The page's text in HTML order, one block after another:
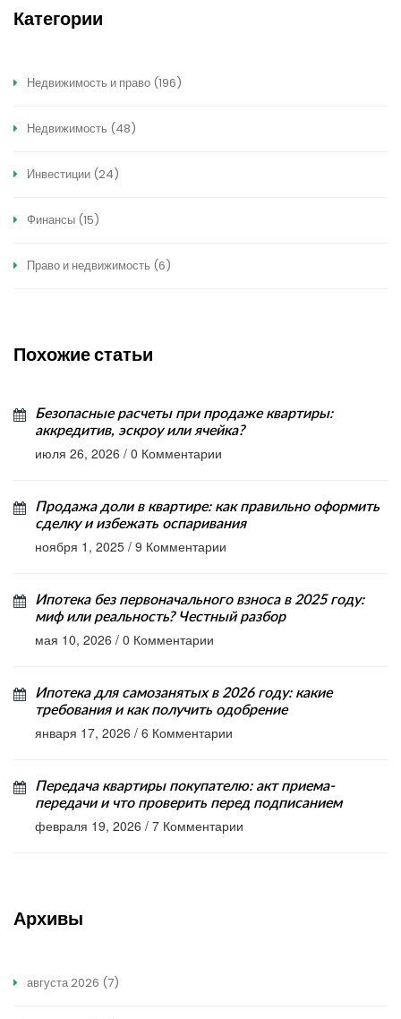
Категории
Недвижимость и право (196)
Недвижимость (48)
Инвестиции (24)
Финансы (15)
Право и недвижимость (6)
Похожие статьи
Безопасные расчеты при продаже квартиры:
аккредитив, эскроу или ячейка?
июля 26, 2026 / 0 Комментарии
Продажа доли в квартире: как правильно оформить
сделку и избежать оспаривания
ноября 1, 2025 / 9 Комментарии
Ипотека без первоначального взноса в 2025 году:
миф или реальность? Честный разбор
мая 10, 2026 / 0 Комментарии
Ипотека для самозанятых в 2026 году: какие
требования и как получить одобрение
января 17, 2026 / 6 Комментарии
Передача квартиры покупателю: акт приема-
передачи и что проверить перед подписанием
февраля 19, 2026 / 7 Комментарии
Архивы
августа 2026 (7)